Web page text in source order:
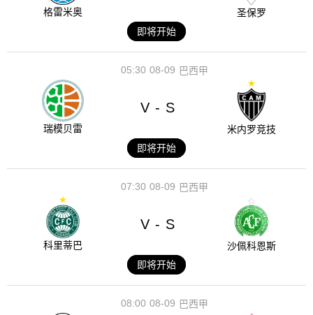
格雷米奥
圣保罗
即将开始
08-09
05:30 巴西甲
瑞模贝雷
V - S
米内罗竞技
即将开始
08-09
07:30 巴西甲
科里蒂巴
V - S
沙佩科恩斯
即将开始
08-09
08:00 巴西甲